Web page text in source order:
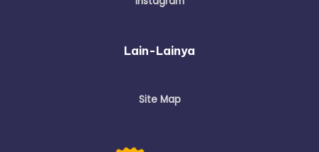
Lain-Lainya
Site Map